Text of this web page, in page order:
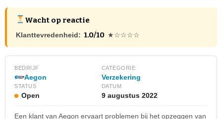
Wacht op reactie
Klanttevredenheid: 1.0/10 ★☆☆☆☆
BEDRIJF
Aegon
CATEGORIE
Verzekering
STATUS
Open
DATUM
9 augustus 2022
Een klant van Aegon ervaart problemen bij het opzeggen van